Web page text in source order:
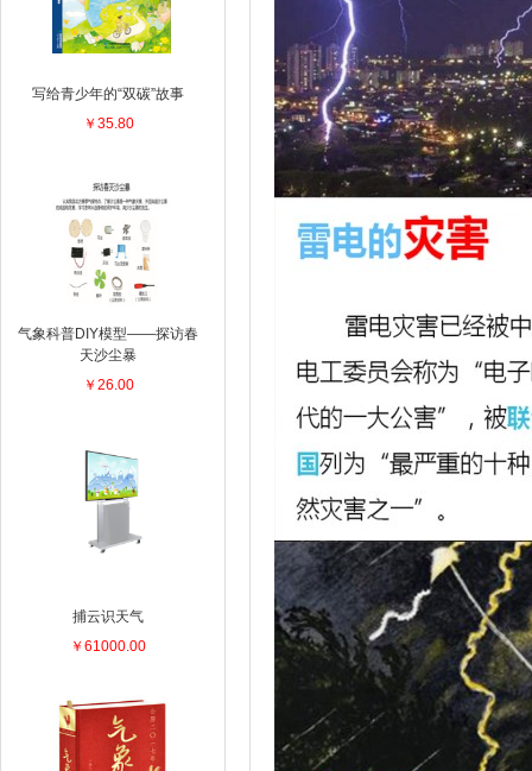
写给青少年的“双碳”故事
￥35.80
气象科普DIY模型——探访春
天沙尘暴
￥26.00
捕云识天气
￥61000.00